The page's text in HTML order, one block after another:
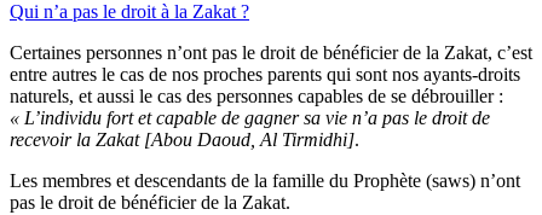
Qui n’a pas le droit à la Zakat ?
Certaines personnes n’ont pas le droit de bénéficier de la Zakat, c’est
entre autres le cas de nos proches parents qui sont nos ayants-droits
naturels, et aussi le cas des personnes capables de se débrouiller :
« L’individu fort et capable de gagner sa vie n’a pas le droit de
recevoir la Zakat [Abou Daoud, Al Tirmidhi].
Les membres et descendants de la famille du Prophète (saws) n’ont
pas le droit de bénéficier de la Zakat.